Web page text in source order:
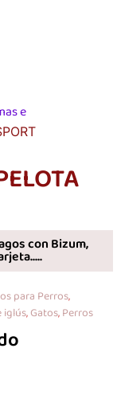
e
con Bizum,
para Perros,
iglús,Gatos,Perros